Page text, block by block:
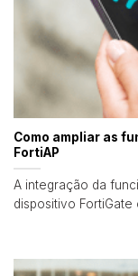
Como ampliar as
FortiAP
A integração da
dispositivo